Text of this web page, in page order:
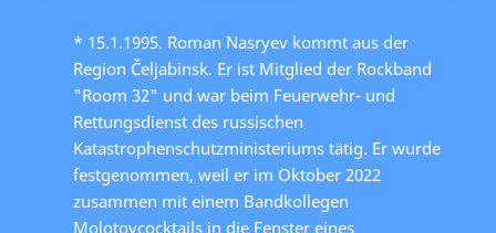
* 15.1.1995. Roman Nasryev kommt aus der
Region Čeljabinsk. Er ist Mitglied der Rockband
"Room 32" und war beim Feuerwehr- und
Rettungsdienst des russischen
Katastrophenschutzministeriums tätig. Er wurde
festgenommen, weil er im Oktober 2022
zusammen mit einem Bandkollegen
Molotovcocktails in die Fenster eines